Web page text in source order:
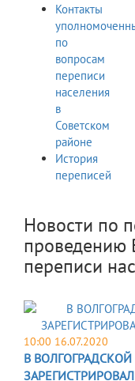
Контакты
по
вопросам
переписи
населения
в
Советском
районе
История
переписей
Новости по
проведению
переписи
10:00 16.07.2020
В